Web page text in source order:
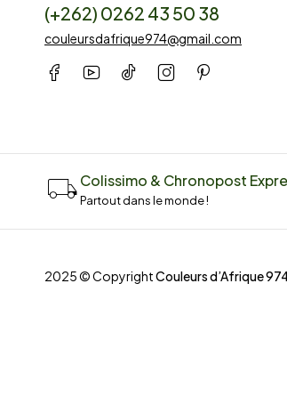
(+262) 0262 43 50 38
couleursdafrique974@gmail.com
Colissimo & Chronopost
Partout dans le monde !
2025 © CopyrightCouleurs d’Afrique